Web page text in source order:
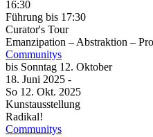
16:30
Führung bis 17:30
Curator's Tour
Emanzipation – Abstraktion –
Communitys
bis Sonntag 12. Oktober
18. Juni 2025 -
So 12. Okt. 2025
Kunstausstellung
Radikal!
Communitys